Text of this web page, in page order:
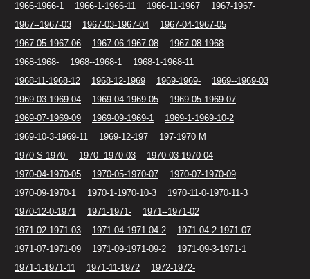
1966-1966-1
1966-1-1966-11 1966-11-1967
1967-1967-
1967--1967-03
1967-03-1967-04
1967-04-1967-05
1967-05-1967-06
1967-06-1967-08
1967-08-1968
1968-1968-
1968--1968-1
1968-1-1968-11
1968-11-1968-12
1968-12-1969 1969-1969-
1969--1969-03
1969-03-1969-04
1969-04-1969-05
1969-05-1969-07
1969-07-1969-09
1969-09-1969-1
1969-1-1969-10-2
1969-10-3-1969-11
1969-12-197
197-1970 M
1970 S-1970-
1970--1970-03
1970-03-1970-04
1970-04-1970-05
1970-05-1970-07
1970-07-1970-09
1970-09-1970-1
1970-1-1970-10-3
1970-11-0-1970-11-3
1970-12-0-1971
1971-1971-
1971--1971-02
1971-02-1971-03
1971-04-1971-04-2
1971-04-2-1971-07
1971-07-1971-09
1971-09-1971-09-2
1971-09-3-1971-1
1971-1-1971-11
1971-11-1972
1972-1972-